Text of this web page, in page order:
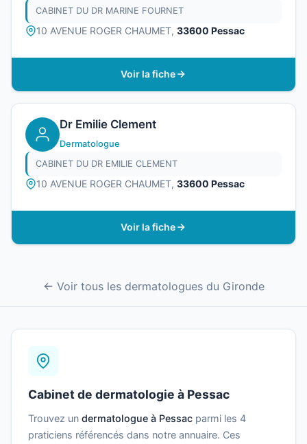
CABINET DU DR MARINE FOURNET
10 AVENUE ROGER CHAUMET, 33600 Pessac
Voir la fiche
Dr Emilie Clement
Dermatologue
CABINET DU DR EMILIE CLEMENT
10 AVENUE ROGER CHAUMET, 33600 Pessac
Voir la fiche
← Voir tous les dermatologues du Gironde
Cabinet de dermatologie à Pessac
Trouvez un dermatologue à Pessac parmi les 4
praticiens référencés dans notre annuaire. Ces